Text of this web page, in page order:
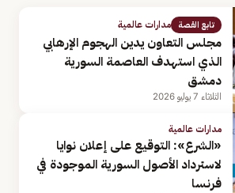
تابع القصة مدارات عالمية
مجلس التعاون يدين الهجوم الإرهابي
الذي استهدف العاصمة السورية
دمشق
الثلاثاء 7 يوليو 2026
مدارات عالمية
«الشرع»: التوقيع على إعلان نوايا
لاسترداد الأصول السورية الموجودة في
فرنسا